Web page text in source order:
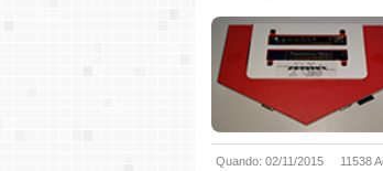
Quando: 02/11/2015 11538